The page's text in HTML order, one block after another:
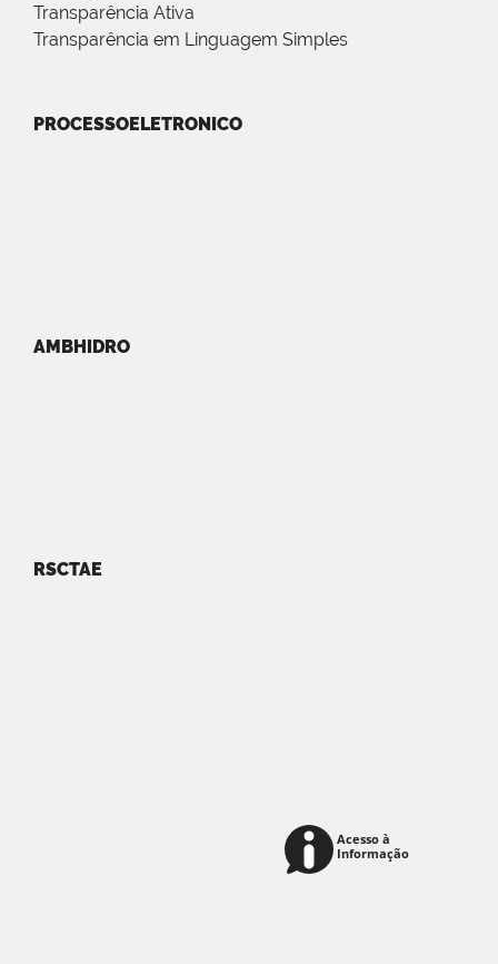
Transparência Ativa
Transparência em Linguagem Simples
PROCESSOELETRONICO
AMBHIDRO
RSCTAE